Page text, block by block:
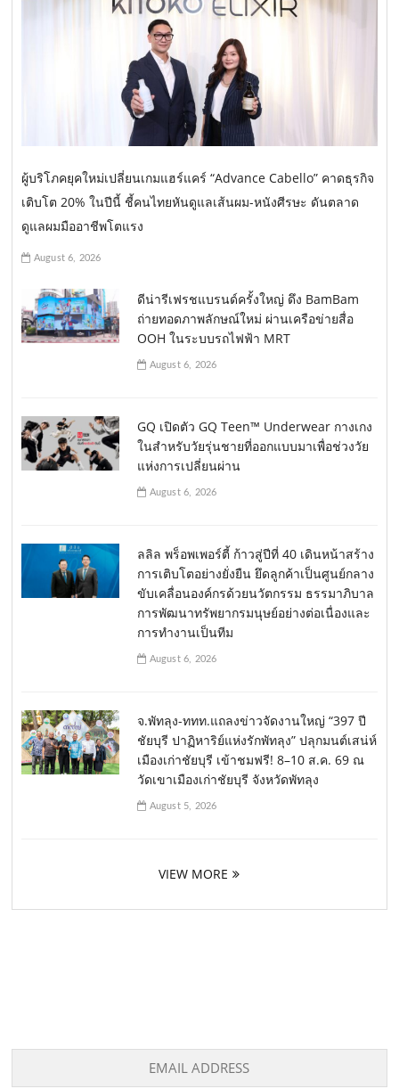
ผู้บริโภคยุคใหม่เปลี่ยนเกมแฮร์แคร์ “Advance Cabello” คาดธุรกิจ
เติบโต 20% ในปีนี้ ชี้คนไทยหันดูแลเส้นผม-หนังศีรษะ ดันตลาด
ดูแลผมมืออาชีพโตแรง
August 6, 2026
ดีน่ารีเฟรชแบรนด์ครั้งใหญ่ ดึง BamBam
ถ่ายทอดภาพลักษณ์ใหม่ ผ่านเครือข่ายสื่อ
OOH ในระบบรถไฟฟ้า MRT
August 6, 2026
GQ เปิดตัว GQ Teen™ Underwear กางเกง
ในสำหรับวัยรุ่นชายที่ออกแบบมาเพื่อช่วงวัย
แห่งการเปลี่ยนผ่าน
August 6, 2026
ลลิล พร็อพเพอร์ตี้ ก้าวสู่ปีที่ 40 เดินหน้าสร้าง
การเติบโตอย่างยั่งยืน ยึดลูกค้าเป็นศูนย์กลาง
ขับเคลื่อนองค์กรด้วยนวัตกรรม ธรรมาภิบาล
การพัฒนาทรัพยากรมนุษย์อย่างต่อเนื่องและ
การทำงานเป็นทีม
August 6, 2026
จ.พัทลุง-ททท.แถลงข่าวจัดงานใหญ่ “397 ปี
ชัยบุรี ปาฏิหาริย์แห่งรักพัทลุง” ปลุกมนต์เสน่ห์
เมืองเก่าชัยบุรี เข้าชมฟรี! 8–10 ส.ค. 69 ณ
วัดเขาเมืองเก่าชัยบุรี จังหวัดพัทลุง
August 5, 2026
VIEW MORE